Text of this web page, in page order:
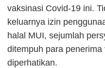
vaksinasi Covid-19 ini.
keluarnya izin
halal MUI, sejumlah
ditempuh para
diperhatikan.